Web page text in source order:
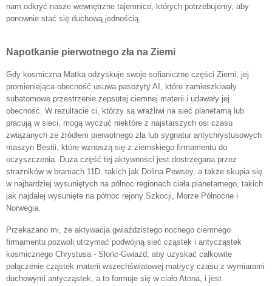
nam odkryć nasze wewnętrzne tajemnice, których potrzebujemy, aby
ponownie stać się duchową jednością.
Napotkanie pierwotnego zła na Ziemi
Gdy kosmiczna Matka odzyskuje swoje sofianiczne części Ziemi, jej
promieniejąca obecność usuwa pasożyty AI, które zamieszkiwały
subatomowe przestrzenie zepsutej ciemnej materii i udawały jej
obecność. W rezultacie ci, którzy są wrażliwi na sieć planetarną lub
pracują w sieci, mogą wyczuć niektóre z najstarszych osi czasu
związanych ze źródłem pierwotnego zła lub sygnatur antychrystusowych
maszyn Bestii, które wznoszą się z ziemskiego firmamentu do
oczyszczenia. Duża część tej aktywności jest dostrzegana przez
strażników w bramach 11D, takich jak Dolina Pewsey, a także skupia się
w najbardziej wysuniętych na północ regionach ciała planetarnego, takich
jak najdalej wysunięte na północ rejony Szkocji, Morze Północne i
Norwegia.
Przekazano mi, że aktywacja gwiaździstego nocnego ciemnego
firmamentu pozwoli utrzymać podwójną sieć cząstek i antycząstek
kosmicznego Chrystusa - Słońc-Gwiazd, aby uzyskać całkowite
połączenie cząstek materii wszechświatowej matrycy czasu z wymiarami
duchowymi antycząstek, a to formuje się w ciało Atona, i jest